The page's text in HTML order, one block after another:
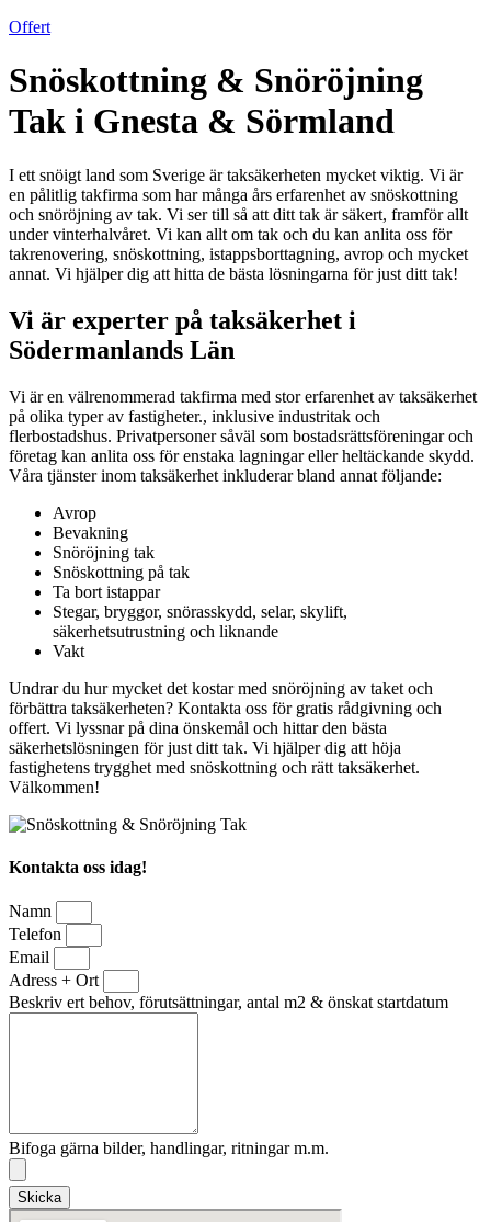
Offert
Snöskottning & Snöröjning
Tak i Gnesta & Sörmland
I ett snöigt land som Sverige är taksäkerheten mycket viktig. Vi är
en pålitlig takfirma som har många års erfarenhet av snöskottning
och snöröjning av tak. Vi ser till så att ditt tak är säkert, framför allt
under vinterhalvåret. Vi kan allt om tak och du kan anlita oss för
takrenovering, snöskottning, istappsborttagning, avrop och mycket
annat. Vi hjälper dig att hitta de bästa lösningarna för just ditt tak!
Vi är experter på taksäkerhet i
Södermanlands Län
Vi är en välrenommerad takfirma med stor erfarenhet av taksäkerhet
på olika typer av fastigheter., inklusive industritak och
flerbostadshus. Privatpersoner såväl som bostadsrättsföreningar och
företag kan anlita oss för enstaka lagningar eller heltäckande skydd.
Våra tjänster inom taksäkerhet inkluderar bland annat följande:
Avrop
Bevakning
Snöröjning tak
Snöskottning på tak
Ta bort istappar
Stegar, bryggor, snörasskydd, selar, skylift,
säkerhetsutrustning och liknande
Vakt
Undrar du hur mycket det kostar med snöröjning av taket och
förbättra taksäkerheten? Kontakta oss för gratis rådgivning och
offert. Vi lyssnar på dina önskemål och hittar den bästa
säkerhetslösningen för just ditt tak. Vi hjälper dig att höja
fastighetens trygghet med snöskottning och rätt taksäkerhet.
Välkommen!
Kontakta oss idag!
Namn
Telefon
Email
Adress + Ort
Beskriv ert behov, förutsättningar, antal m2 & önskat startdatum
Bifoga gärna bilder, handlingar, ritningar m.m.
Skicka